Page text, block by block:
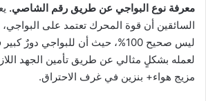
معرفة نوع البواجي عن طريق رقم الشاصي.
السائقين أن قوة المحرك تعتمد على البواجي،
ليس صحيح 100%، حيث أن للبواجي دورٌ
لعمله بشكلٍ مثالي عن طريق تأمين الجهد
مزيج هواء+ بنزين في غرف الاحتراق.